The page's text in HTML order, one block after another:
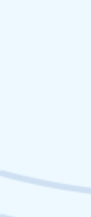
Netlinking